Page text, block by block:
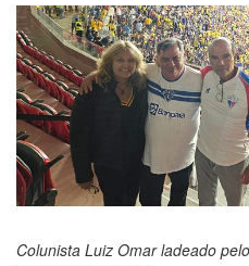
Colunista Luiz Omar ladeado